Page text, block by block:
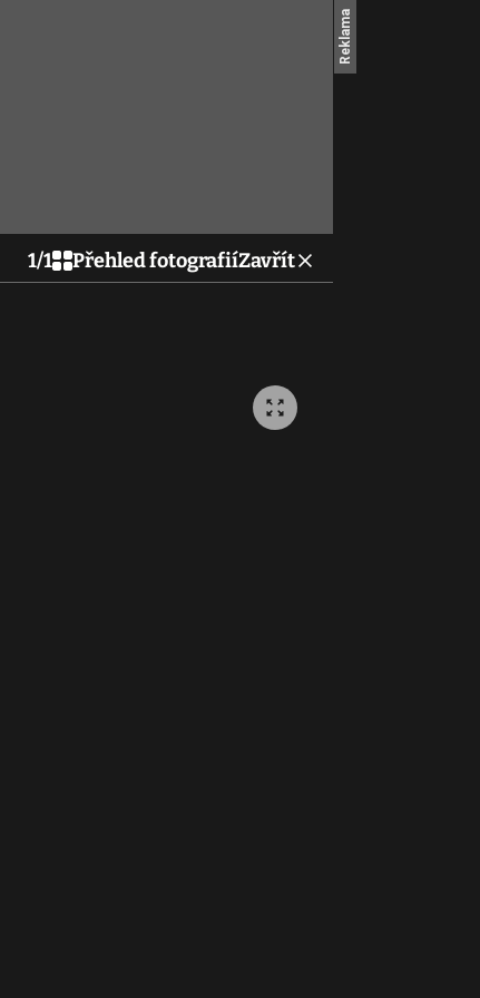
1/1 Přehled fotografiíZavřít